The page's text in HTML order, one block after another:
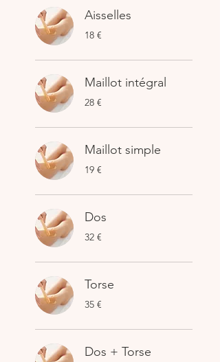
Aisselles
18
euros
18 €
Maillot intégral
28
euros
28 €
Maillot simple
19
euros
19 €
Dos
32
euros
32 €
Torse
35
euros
35 €
Dos + Torse